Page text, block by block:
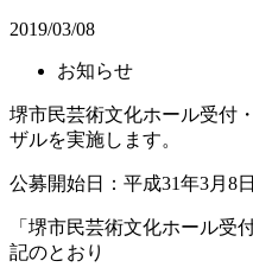
2019/03/08
お知らせ
堺市民芸術文化ホール受付
ザルを実施します。
公募開始日：平成31年3月8日
「堺市民芸術文化ホール受
記のとおり